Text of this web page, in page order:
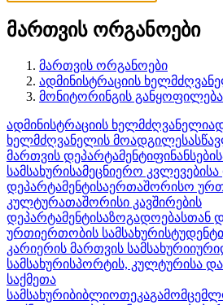
მართვის ორგანოები
მართვის ორგანოები
ადმინისტრაციის
მონიტორინგის განყოფილება
ადმინისტრაციის ხელმძღვანელი
ხელმძღვანელის მოადგილე
მართვის დეპარტამენტი
სამსახურისამეცნიერო
დეპარტამენტისაერთაშორისო
კულტურათაშორისი კავშირების
დეპარტამენტისაზოგადოებასთან
ურთიერთობის სამსახური
კარიერის მართვის სამსახური
სამსახურისპორტის, კულტურისა
საქმეთა
სამსახურიბიბლიოთეკა